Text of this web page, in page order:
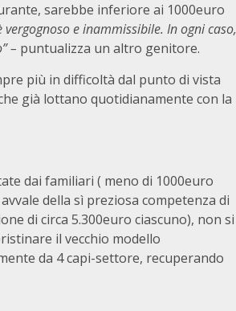
sarebbe inferiore ai 1000euro
e inammissibile. In ogni caso,
– puntualizza un altro genitore.
più in difficoltà dal punto di vista
già lottano quotidianamente con la
dai familiari ( meno di 1000euro
della sì preziosa competenza di
di circa 5.300euro ciascuno), non si
il vecchio modello
da 4 capi-settore, recuperando